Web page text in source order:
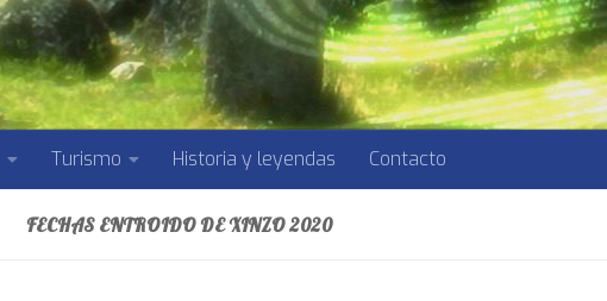
Turismo Historia y leyendas Contacto
FECHAS ENTROIDO DE XINZO 2020